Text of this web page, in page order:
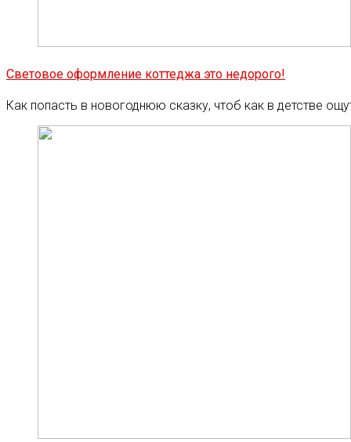
Световое оформление коттеджа это недорого!
Как попасть в новогоднюю сказку, чтоб как в детстве